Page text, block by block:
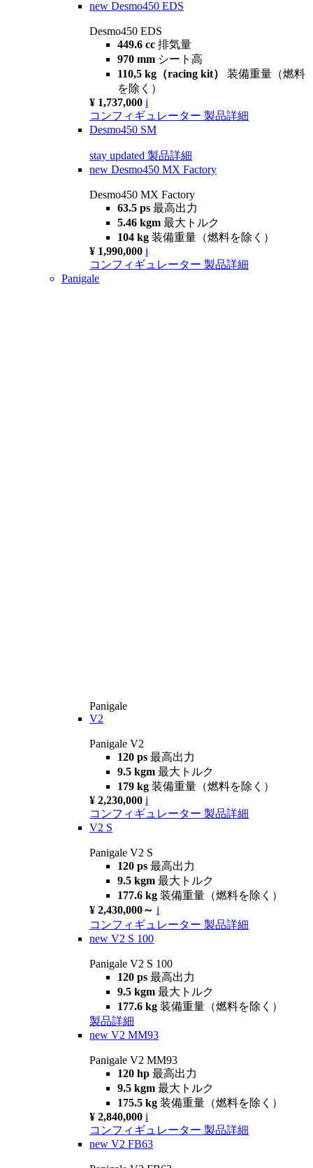
new Desmo450 EDS
Desmo450 EDS
449.6 cc 排気量
970 mm シート高
110,5 kg（racing kit） 装備重量（燃料
を除く）
¥ 1,737,000 i
コンフィギュレーター 製品詳細
Desmo450 SM
stay updated 製品詳細
new Desmo450 MX Factory
Desmo450 MX Factory
63.5 ps 最高出力
5.46 kgm 最大トルク
104 kg 装備重量（燃料を除く）
¥ 1,990,000 i
コンフィギュレーター 製品詳細
Panigale
Panigale
V2
Panigale V2
120 ps 最高出力
9.5 kgm 最大トルク
179 kg 装備重量（燃料を除く）
¥ 2,230,000 i
コンフィギュレーター 製品詳細
V2 S
Panigale V2 S
120 ps 最高出力
9.5 kgm 最大トルク
177.6 kg 装備重量（燃料を除く）
¥ 2,430,000～ i
コンフィギュレーター 製品詳細
new V2 S 100
Panigale V2 S 100
120 ps 最高出力
9.5 kgm 最大トルク
177.6 kg 装備重量（燃料を除く）
製品詳細
new V2 MM93
Panigale V2 MM93
120 hp 最高出力
9.5 kgm 最大トルク
175.5 kg 装備重量（燃料を除く）
¥ 2,840,000 i
コンフィギュレーター 製品詳細
new V2 FB63